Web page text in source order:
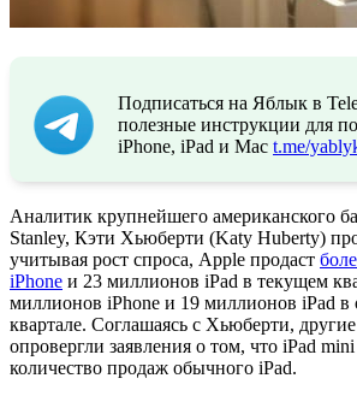
Подписаться на Яблык в
полезные инструкции для
iPhone, iPad и Mac t.me/
Аналитик крупнейшего американского
Stanley, Кэти Хьюберти (Katy Huberty)
учитывая рост спроса, Apple продаст
iPhone и 23 миллионов iPad в текущем
миллионов iPhone и 19 миллионов iPad
квартале. Соглашаясь с Хьюберти,
опровергли заявления о том, что iPad
количество продаж обычного iPad.